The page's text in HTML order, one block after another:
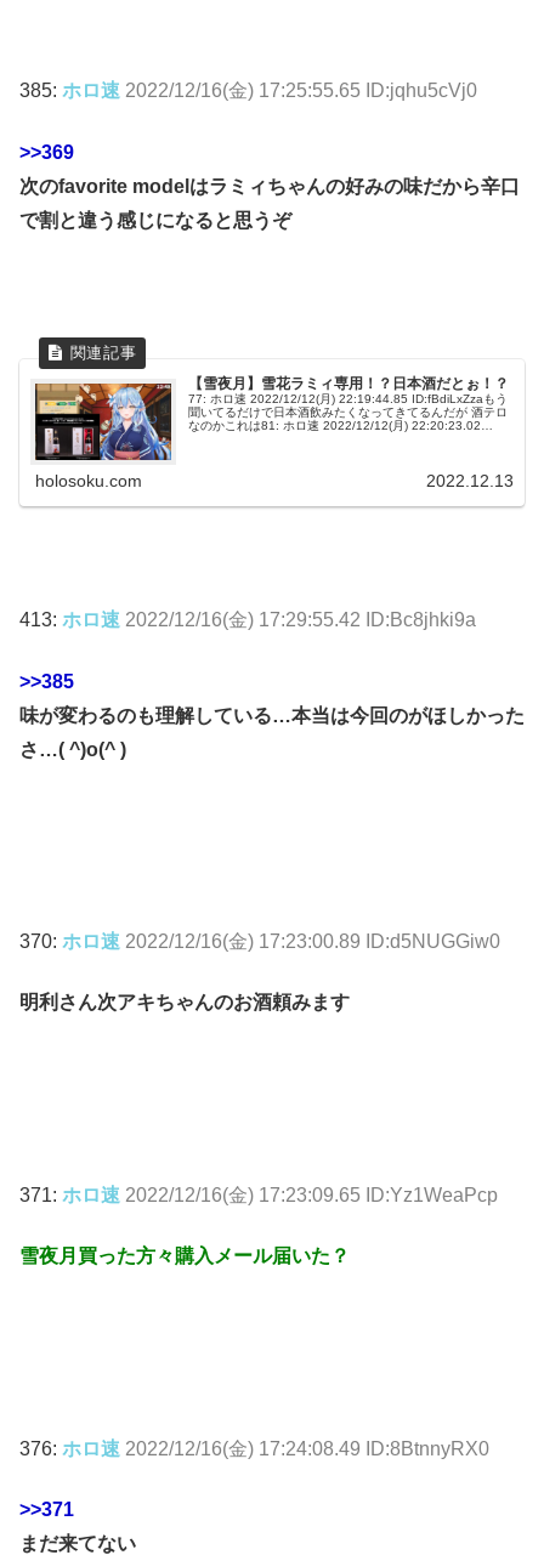
385: ホロ速 2022/12/16(金) 17:25:55.65 ID:jqhu5cVj0
>>369
次のfavorite modelはラミィちゃんの好みの味だから辛口
で割と違う感じになると思うぞ
【雪夜月】雪花ラミィ専用！？日本酒だとぉ！？
77: ホロ速 2022/12/12(月) 22:19:44.85 ID:fBdiLxZzaもう
聞いてるだけで日本酒飲みたくなってきてるんだが 酒テロ
なのかこれは81: ホロ速 2022/12/12(月) 22:20:23.02
holosoku.com 2022.12.13
413: ホロ速 2022/12/16(金) 17:29:55.42 ID:Bc8jhki9a
>>385
味が変わるのも理解している…本当は今回のがほしかった
さ…( ^)o(^ )
370: ホロ速 2022/12/16(金) 17:23:00.89 ID:d5NUGGiw0
明利さん次アキちゃんのお酒頼みます
371: ホロ速 2022/12/16(金) 17:23:09.65 ID:Yz1WeaPcp
雪夜月買った方々購入メール届いた？
376: ホロ速 2022/12/16(金) 17:24:08.49 ID:8BtnnyRX0
>>371
まだ来てない